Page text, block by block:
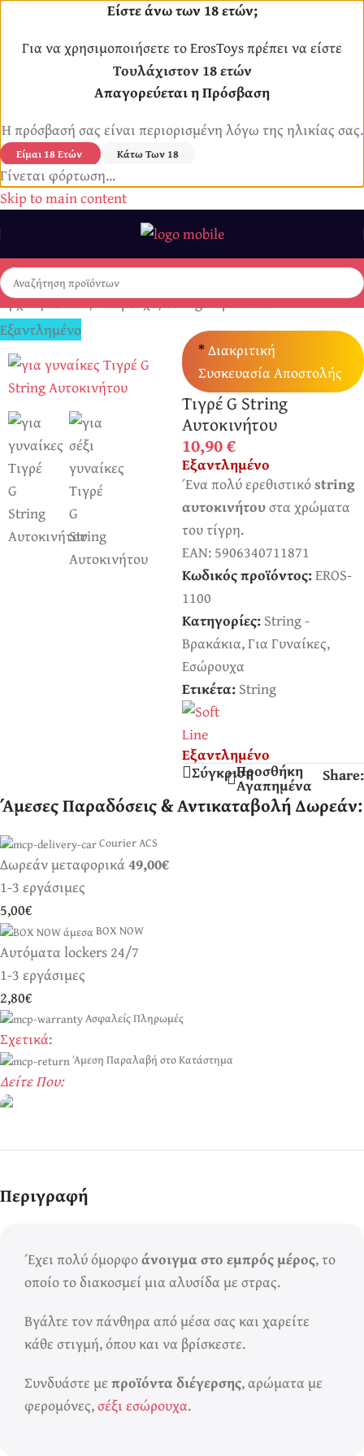
Είστε άνω των 18 ετών;
Για να χρησιμοποιήσετε το ErosToys πρέπει να είστε
Τουλάχιστον 18 ετών
Απαγορεύεται η Πρόσβαση
Η πρόσβασή σας είναι περιορισμένη λόγω της ηλικίας σας.
Είμαι 18 Ετών Κάτω Των 18
Γίνεται φόρτωση...
Skip to main content
Αρχική σελίδα/Εσώρουχα/String - Βρακάκια
Εξαντλημένο
*Διακριτική
Συσκευασία Αποστολής
Τιγρέ G String
Αυτοκινήτου
10,90€
Εξαντλημένο
Ένα πολύ ερεθιστικόstring
αυτοκινήτουστα χρώματα
του τίγρη.
EAN:5906340711871
Κωδικός προϊόντος:EROS-
1100
Κατηγορίες:String -
Βρακάκια,Για Γυναίκες,
Εσώρουχα
Ετικέτα:String
Εξαντλημένο
ΣύγκρισηΠροσθήκη
Αγαπημένα Share:
Άμεσες Παραδόσεις & Αντικαταβολή Δωρεάν:
Courier ACS
Δωρεάν μεταφορικά49,00€
1-3 εργάσιμες
5,00€
BOX NOW
Αυτόματα lockers 24/7
1-3 εργάσιμες
2,80€
Ασφαλείς Πληρωμές
Σχετικά:
Άμεση Παραλαβή στο Κατάστημα
Δείτε Που:
Ερωτικά Παιχνίδια
Friday!
Περιγραφή
Έχει πολύ όμορφοάνοιγμα στο εμπρός μέρος, το
οποίο το διακοσμεί μια αλυσίδα με στρας.
Βγάλτε τον πάνθηρα από μέσα σας και χαρείτε
κάθε στιγμή, όπου και να βρίσκεστε.
Συνδυάστε μεπροϊόντα διέγερσης, αρώματα με
φερομόνες,σέξι εσώρουχα.